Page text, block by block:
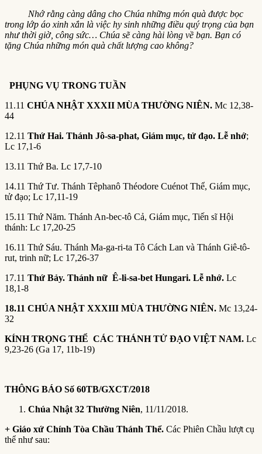
Nhớ rằng càng dâng cho Chúa những món quà được bọc
trong lớp áo xinh xắn là việc hy sinh những điều quý trọng của bạn
như thời giờ, công sức… Chúa sẽ càng hài lòng về bạn. Bạn có
tặng Chúa những món quà chất lượng cao không?
PHỤNG VỤ TRONG TUẦN
11.11 CHÚA NHẬT XXXII MÙA THƯỜNG NIÊN. Mc 12,38-
44
12.11 Thứ Hai. Thánh Jô-sa-phat, Giám mục, tử đạo. Lễ nhớ;
Lc 17,1-6
13.11 Thứ Ba. Lc 17,7-10
14.11 Thứ Tư. Thánh Têphanô Théodore Cuénot Thể, Giám mục,
tử đạo; Lc 17,11-19
15.11 Thứ Năm. Thánh An-bec-tô Cả, Giám mục, Tiến sĩ Hội
thánh: Lc 17,20-25
16.11 Thứ Sáu. Thánh Ma-ga-ri-ta Tô Cách Lan và Thánh Giê-tô-
rut, trinh nữ; Lc 17,26-37
17.11 Thứ Bảy. Thánh nữ Ê-li-sa-bet Hungari. Lễ nhớ. Lc
18,1-8
18.11 CHÚA NHẬT XXXIII MÙA THƯỜNG NIÊN. Mc 13,24-
32
KÍNH TRỌNG THỂ CÁC THÁNH TỬ ĐẠO VIỆT NAM. Lc
9,23-26 (Ga 17, 11b-19)
THÔNG BÁO Số 60TB/GXCT/2018
Chúa Nhật 32 Thường Niên, 11/11/2018.
+ Giáo xứ Chính Tòa Chầu Thánh Thể. Các Phiên Chầu lượt cụ
thể như sau: